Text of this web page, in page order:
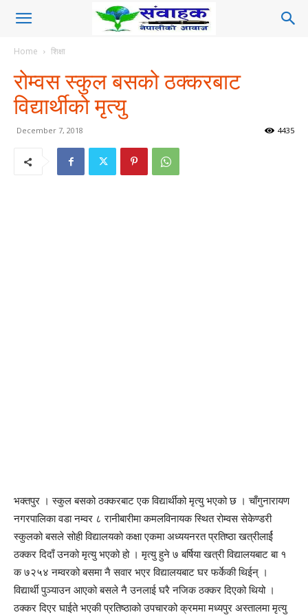
Home शिक्षा
रोम्वस स्कुल बसको ठक्करबाट
विद्यार्थीको मृत्यु
December 7, 2018 4435
भक्तपुर । स्कुल बसको ठक्करबाट एक विद्यार्थीको मृत्यु भएको छ । चाँगुनारायण
नगरपालिका वडा नम्वर ८ रानीबारीमा कमलविनायक स्थित रोम्वस सेकेण्डरी
स्कुलको बसले सोही विद्यालयको कक्षा एकमा अध्ययनरत प्रतिष्ठा खत्रीलार्ई
ठक्कर दिदाँ उनको मृत्यु भएको हो । मृत्यु हुने ७ बर्षिया खत्री विद्यालयबाट बा १
क ७२५४ नम्वरको बसमा नै सवार भएर विद्यालयबाट घर फर्केकी थिईन् ।
विद्यार्थी पुञ्याउन आएको बसले नै उनलाई घरै नजिक ठक्कर दिएको थियो ।
ठक्कर दिएर घाईते भएकी प्रतिष्ठाको उपचारको क्रममा मध्यपुर अस्तालमा मृत्यु